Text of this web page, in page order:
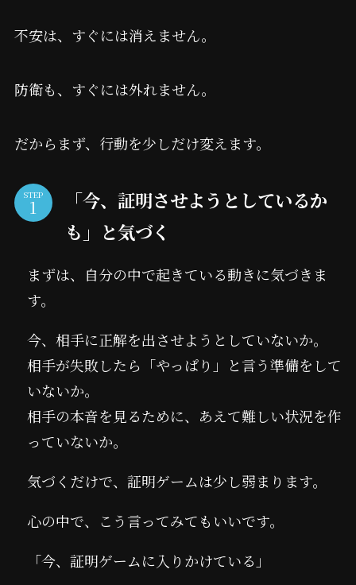
不安は、すぐには消えません。
防衛も、すぐには外れません。
だからまず、行動を少しだけ変えます。
STEP
「今、証明させようとしているか
も」と気づく
まずは、自分の中で起きている動きに気づきま
す。
今、相手に正解を出させようとしていないか。
相手が失敗したら「やっぱり」と言う準備をして
いないか。
相手の本音を見るために、あえて難しい状況を作
っていないか。
気づくだけで、証明ゲームは少し弱まります。
心の中で、こう言ってみてもいいです。
「今、証明ゲームに入りかけている」